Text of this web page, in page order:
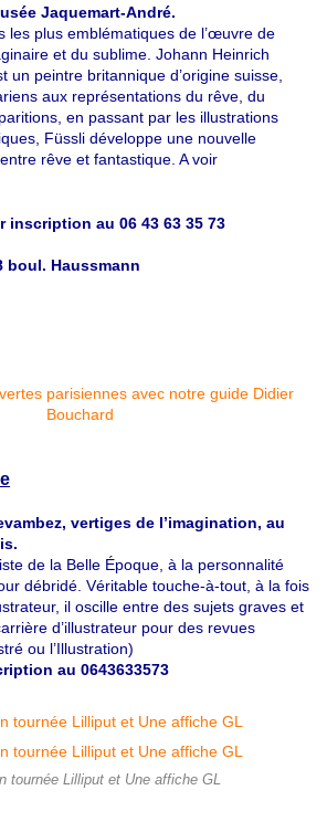
Jaquemart-André.
les plus emblématiques de l’œuvre de
et du sublime. Johann Heinrich
un peintre britannique d’origine suisse,
aux représentations du rêve, du
en passant par les illustrations
Füssli développe une nouvelle
rêve et fantastique. A voir
inscription au 06 43 63 35 73
boul. Haussmann
vertiges de l’imagination, au
de la Belle Époque, à la personnalité
débridé. Véritable touche-à-tout, à la fois
il oscille entre des sujets graves et
d’illustrateur pour des revues
ou l’Illustration)
au 0643633573
tournée Lilliput et Une affiche GL